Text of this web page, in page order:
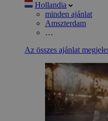
Hollandia
minden ajánlat
Amszterdam
…
Az összes ajánlat